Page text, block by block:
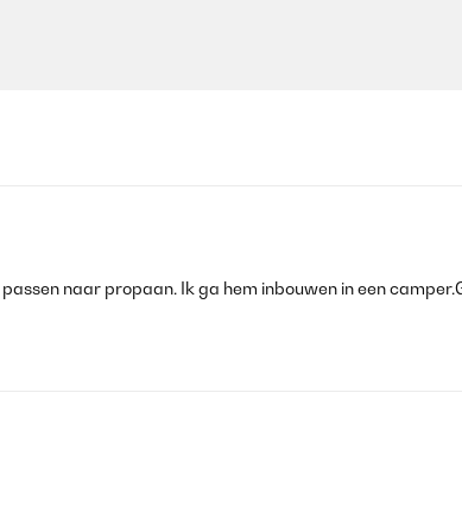
naar propaan. Ik ga hem inbouwen in een